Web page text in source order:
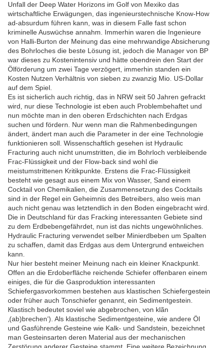
Unfall der Deep Water Horizons im Golf von Mexiko das
wirtschaftliche Erwägungen, das ingenieurstechnische Know-How
ad-absurdum führen kann, was in diesem Falle fast schon
kriminelle Auswüchse annahm. Immerhin waren die Ingenieure
von Halli-Burton der Meinung das eine mehrwandige Absicherung
des Bohrloches die beste Lösung ist, jedoch die Manager von BP
war dieses zu Kostenintensiv und hätte obendrein den Start der
Ölförderung um zwei Tage verzögert, immerhin standen ein
Kosten Nutzen Verhältnis von sieben zu zwanzig Mio. US-Dollar
auf dem Spiel.
Es ist sicherlich auch richtig, das in NRW seit 50 Jahren gefrackt
wird, nur diese Technologie ist eben auch Problembehaftet und
nun möchte man in den oberen Erdschichten nach Erdgas
suchen und fördern. Nur wenn man die Rahmenbedingungen
ändert, ändert man auch die Parameter in der eine Technologie
funktionieren soll. Wissenschaftlich gesehen ist Hydraulic
Fracturing auch nicht unumstritten, die im Bohrloch verbleibende
Frac-Flüssigkeit und der Flow-back sind wohl die
meistumstrittenen Kritikpunkte. Erstens die Frac-Flüssigkeit
besteht wie gesagt aus einem Mix von Wasser, Sand einem
Cocktail von Chemikalien, die Zusammensetzung des Cocktails
sind in der Regel ein Geheimnis des Betreibers, also weis man
auch nicht genau was letztendlich in den Boden eingebracht wird.
Die in Deutschland für das Fracking interessanten Gebiete sind
zu dem Erdbebengefährdet, nun ist das nichts ungewöhnliches.
Hydraulic Fracturing verwendet selber Minierdbeben um Spalten
zu schaffen, damit das Erdgas aus dem Untergrund entweichen
kann.
Nur hier besteht meiner Meinung nach ein kleiner Knackpunkt.
Offen an die Erdoberfläche reichende Schiefer offenbaren einem
einiges, die für die Gasproduktion interessanten
Schiefergasvorkommen bestehen aus klastischen Schiefergestein
oder früher auch Tonschiefer genannt, ein Sedimentgestein.
Klastisch bedeutet soviel wie abgebrochen, von klãn
‚(ab)brechen‘). Als klastische Sedimentgesteine, wie andere Öl
und Gasführende Gesteine wie Kalk- und Sandstein, bezeichnet
man Gesteinsarten deren Material aus der mechanischen